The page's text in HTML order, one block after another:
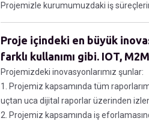
Projemizle kurumumuzdaki iş
Proje içindeki en büyük
farklı kullanımı gibi. IOT,
Projemizdeki inovasyonlarımız şunlar:
1. Projemiz kapsamında tüm
uçtan uca dijital raporlar üzerinden
2. Projemiz kapsamında iş